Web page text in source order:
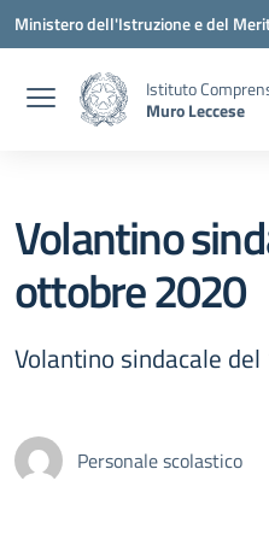
Vai ai contenuti
Vai al menu di navigazione
Vai al footer
Ministero dell'Istruzione e del
Istituto
Muro Leccese
Volantino
ottobre 2020
Volantino sindacale
Personale scolastico